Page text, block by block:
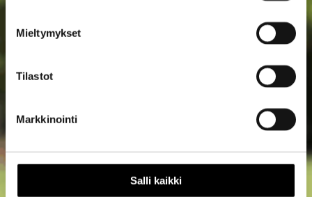
Mieltymykset
Tilastot
Markkinointi
Salli kaikki